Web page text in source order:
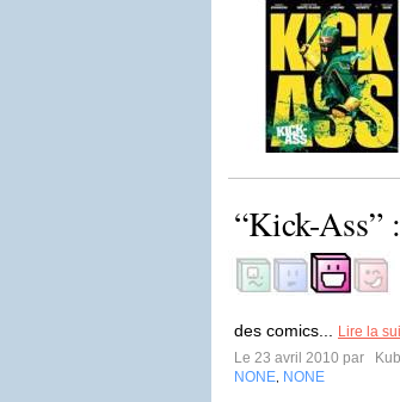
“Kick-Ass”
des comics...
Lire la
Le 23 avril 2010 par
NONE NONE